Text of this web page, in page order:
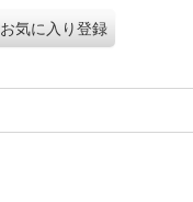
お気に入り登録